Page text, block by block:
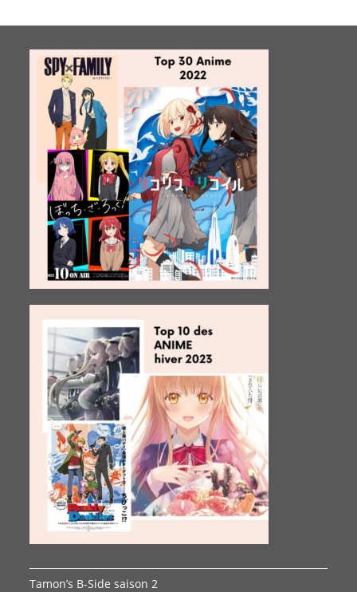
Tamon’s B-Side saison 2